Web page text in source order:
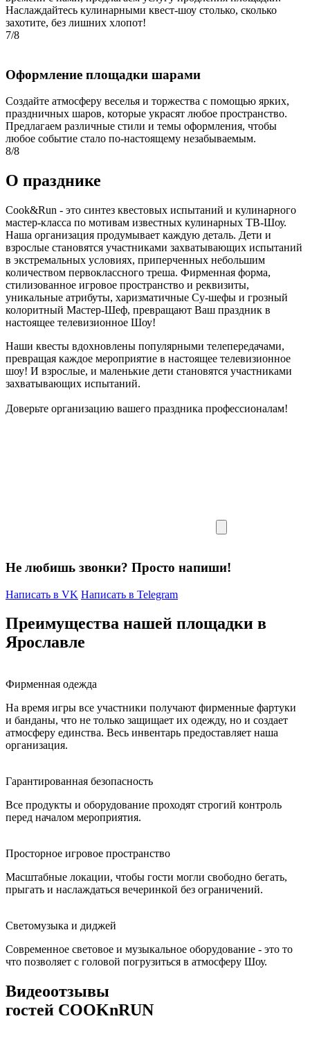
Наслаждайтесь кулинарными квест-шоу столько, сколько
захотите, без лишних хлопот!
7/8
Оформление площадки шарами
Создайте атмосферу веселья и торжества с помощью ярких,
праздничных шаров, которые украсят любое пространство.
Предлагаем различные стили и темы оформления, чтобы
любое событие стало по-настоящему незабываемым.
8/8
О празднике
Cook&Run - это синтез квестовых испытаний и кулинарного
мастер-класса по мотивам известных кулинарных ТВ-Шоу.
Наша организация продумывает каждую деталь. Дети и
взрослые становятся участниками захватывающих испытаний
в экстремальных условиях, приперченных небольшим
количеством первоклассного треша. Фирменная форма,
стилизованное игровое пространство и реквизиты,
уникальные атрибуты, харизматичные Су-шефы и грозный
колоритный Мастер-Шеф, превращают Ваш праздник в
настоящее телевизионное Шоу!
Наши квесты вдохновлены популярными телепередачами,
превращая каждое мероприятие в настоящее телевизионное
шоу! И взрослые, и маленькие дети становятся участниками
захватывающих испытаний.
Доверьте организацию вашего праздника профессионалам!
Не любишь звонки? Просто напиши!
Написать в VK Написать в Telegram
Преимущества нашей площадки в
Ярославле
Фирменная одежда
На время игры все участники получают фирменные фартуки
и банданы, что не только защищает их одежду, но и создает
атмосферу единства. Весь инвентарь предоставляет наша
организация.
Гарантированная безопасность
Все продукты и оборудование проходят строгий контроль
перед началом мероприятия.
Просторное игровое пространство
Масштабные локации, чтобы гости могли свободно бегать,
прыгать и наслаждаться вечеринкой без ограничений.
Светомузыка и диджей
Современное световое и музыкальное оборудование - это то
что позволяет с головой погрузиться в атмосферу Шоу.
Видеоотзывы
гостей COOKnRUN